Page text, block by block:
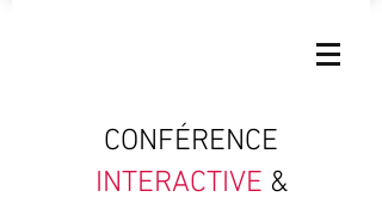
CONFÉRENCE
INTERACTIVE &